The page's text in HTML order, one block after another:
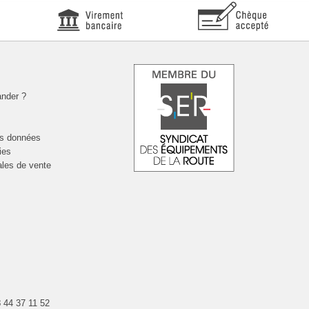
?
données
de vente
37 11 52